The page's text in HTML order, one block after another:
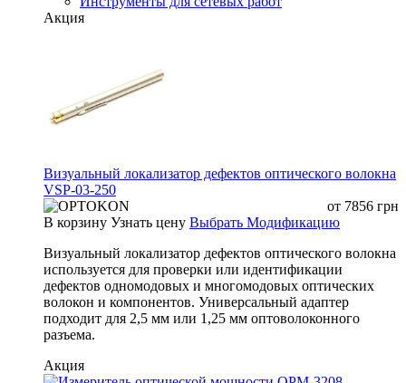
Акция
Визуальный локализатор дефектов оптического волокна
VSP-03-250
от 7856 грн
В корзину Узнать цену Выбрать Модификацию
Визуальный локализатор дефектов оптического волокна
используется для проверки или идентификации
дефектов одномодовых и многомодовых оптических
волокон и компонентов. Универсальный адаптер
подходит для 2,5 мм или 1,25 мм оптоволоконного
разъема.
Акция